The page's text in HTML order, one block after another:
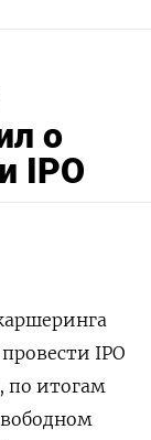
о
IPO
IPO
по итогам